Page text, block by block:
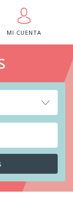
MI CUENTA